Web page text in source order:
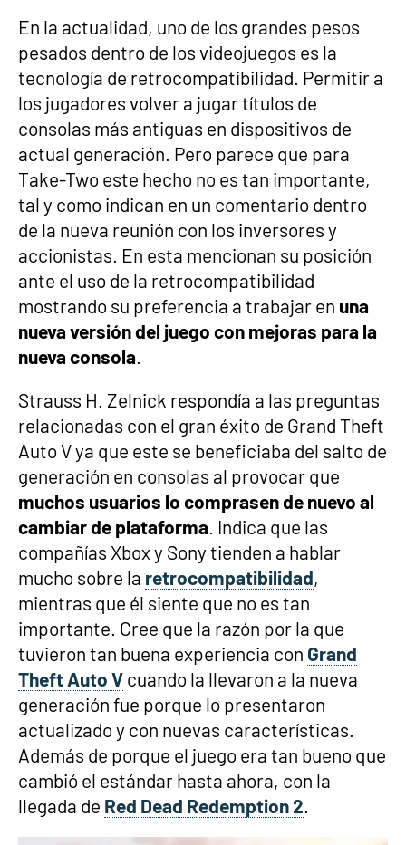
En la actualidad, uno de los grandes pesos
pesados dentro de los videojuegos es la
tecnología de retrocompatibilidad. Permitir a
los jugadores volver a jugar títulos de
consolas más antiguas en dispositivos de
actual generación. Pero parece que para
Take-Two este hecho no es tan importante,
tal y como indican en un comentario dentro
de la nueva reunión con los inversores y
accionistas. En esta mencionan su posición
ante el uso de la retrocompatibilidad
mostrando su preferencia a trabajar en una
nueva versión del juego con mejoras para la
nueva consola.
Strauss H. Zelnick respondía a las preguntas
relacionadas con el gran éxito de Grand Theft
Auto V ya que este se beneficiaba del salto de
generación en consolas al provocar que
muchos usuarios lo comprasen de nuevo al
cambiar de plataforma. Indica que las
compañías Xbox y Sony tienden a hablar
mucho sobre la retrocompatibilidad,
mientras que él siente que no es tan
importante. Cree que la razón por la que
tuvieron tan buena experiencia con Grand
Theft Auto V cuando la llevaron a la nueva
generación fue porque lo presentaron
actualizado y con nuevas características.
Además de porque el juego era tan bueno que
cambió el estándar hasta ahora, con la
llegada de Red Dead Redemption 2.